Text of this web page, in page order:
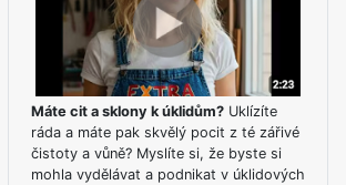
Máte cit a sklony k úklidům?Uklízíte
ráda a máte pak skvělý pocit z té zářivé
čistoty a vůně? Myslíte si, že byste si
mohla vydělávat a podnikat v úklidových